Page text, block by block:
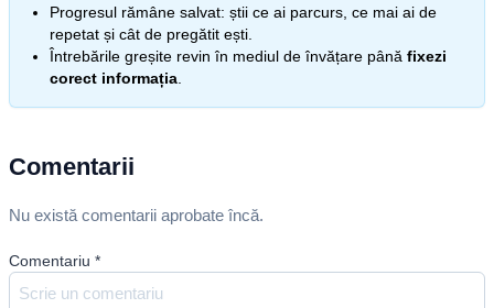
Progresul rămâne salvat: știi ce ai parcurs, ce mai ai de
repetat și cât de pregătit ești.
Întrebările greșite revin în mediul de învățare până fixezi
corect informația
Comentarii
Nu există comentarii aprobate încă.
Comentariu *